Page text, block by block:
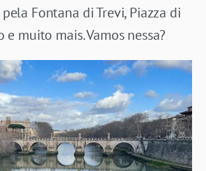
Fontana di Trevi,Piazza di
e muito mais. Vamos nessa?